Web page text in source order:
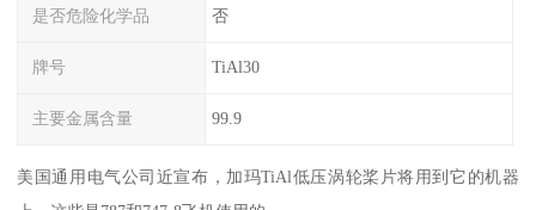
是否危险化学品 否
牌号 TiAl30
主要金属含量 99.9
美国通用电气公司近宣布，加玛TiAl低压涡轮桨片将用到它的机器